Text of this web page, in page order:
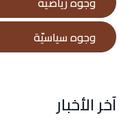
وجوه سياسيّة
آخر الأخبار